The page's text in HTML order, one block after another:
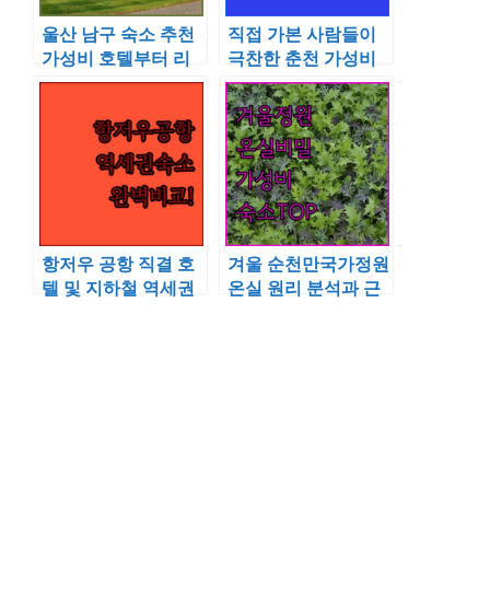
울산 남구 숙소 추천
가성비 호텔부터 리
모델링 숙소까지 5곳
직접 가본 사람들이
극찬한 춘천 가성비
숙소 베스트 5 위치
장점 분석
항저우 공항 직결 호
텔 및 지하철 역세권
겨울 순천만국가정원
온실 원리 분석과 근